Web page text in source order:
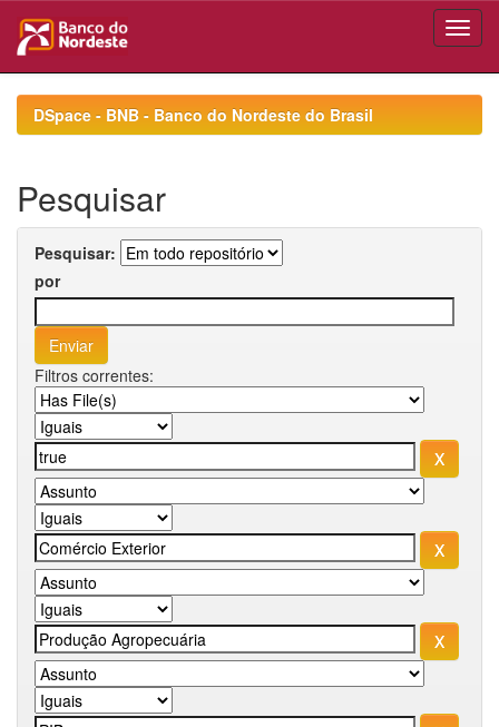
navigationDSpace - BNB - Banco do Nordeste do Brasil
Pesquisar
Pesquisar:
por
Filtros correntes: